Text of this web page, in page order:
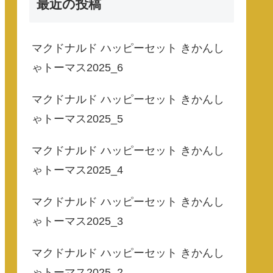
最近の投稿
マクドナルド ハッピーセット きかんし
ゃトーマス2025_6
マクドナルド ハッピーセット きかんし
ゃトーマス2025_5
マクドナルド ハッピーセット きかんし
ゃトーマス2025_4
マクドナルド ハッピーセット きかんし
ゃトーマス2025_3
マクドナルド ハッピーセット きかんし